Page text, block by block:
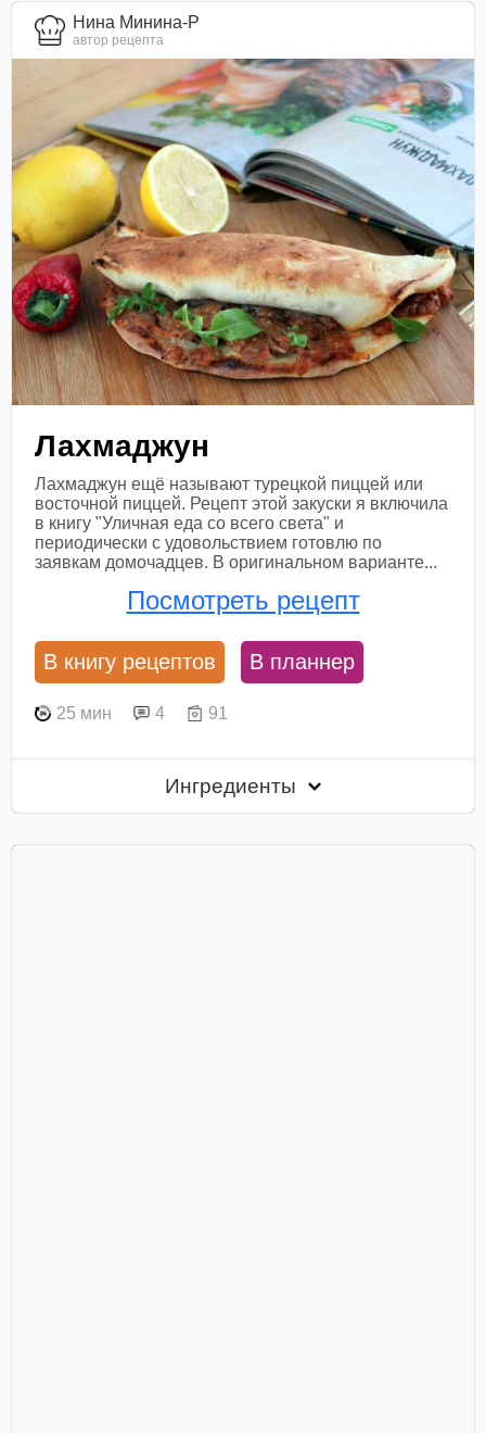
Нина Минина-Р
автор рецепта
Лахмаджун
Лахмаджун ещё называют турецкой пиццей или
восточной пиццей. Рецепт этой закуски я включила
в книгу "Уличная еда со всего света" и
периодически с удовольствием готовлю по
заявкам домочадцев. В оригинальном варианте...
Посмотреть рецепт
В книгу рецептов В планнер
25 мин 4 91
Ингредиенты